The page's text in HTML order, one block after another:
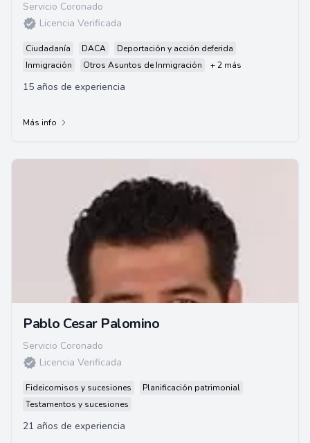
Servicio Coronado
Licencia Verificada
Ciudadanía DACA
Deportación y acción deferida
Inmigración
Otros Asuntos de Inmigración + 2 más
15 años de experiencia
Más info
Pablo Cesar Palomino
Servicio Coronado
Licencia Verificada
Fideicomisos y sucesiones
Planificación patrimonial
Testamentos y sucesiones
21 años de experiencia